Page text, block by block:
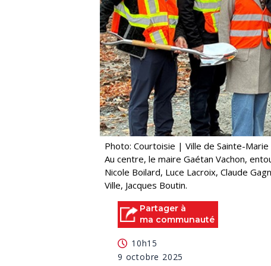
Photo: Courtoisie | Ville de Sainte-Marie
Au centre, le maire Gaétan Vachon,
Nicole Boilard, Luce Lacroix, Claude
Ville, Jacques Boutin.
Partager à
ma communauté
10h15
9 octobre 2025